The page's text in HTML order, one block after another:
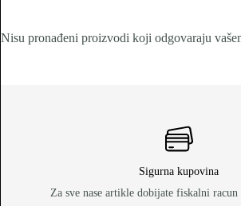
Nisu pronađeni proizvodi koji odgovaraju
Sigurna kupovina
Za sve nase artikle dobijate fiskalni